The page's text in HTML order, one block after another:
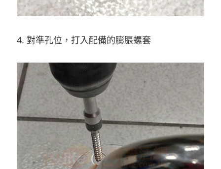
4. 對準孔位，打入配備的膨脹螺套